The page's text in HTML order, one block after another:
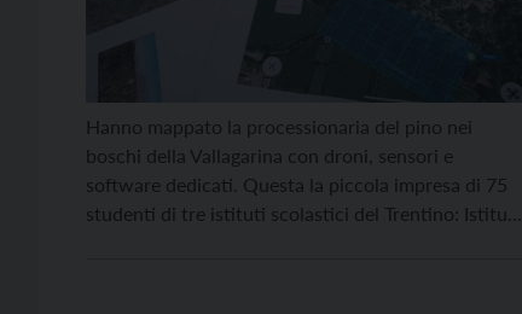
Hanno mappato la processionaria del pino nei
boschi della Vallagarina con droni, sensori e
software dedicati. Questa la piccola impresa di 75
studenti di tre istituti scolastici del Trentino: Istituto